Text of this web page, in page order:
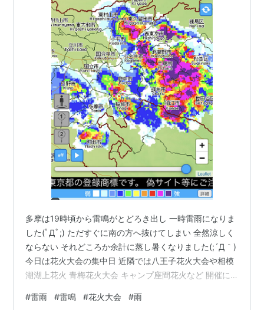
多摩は19時頃から雷鳴がとどろき出し 一時雷雨になりま
した(ﾟДﾟ;) ただすぐに南の方へ抜けてしまい 全然涼しく
ならない それどころか余計に蒸し暑くなりました(;´Д｀)
今日は花火大会の集中日 近隣では八王子花火大会や相模
湖湖上花火 青梅花火大会 キャンプ座間花火など 開催に
#雷雨 #雷鳴 #花火大会 #雨